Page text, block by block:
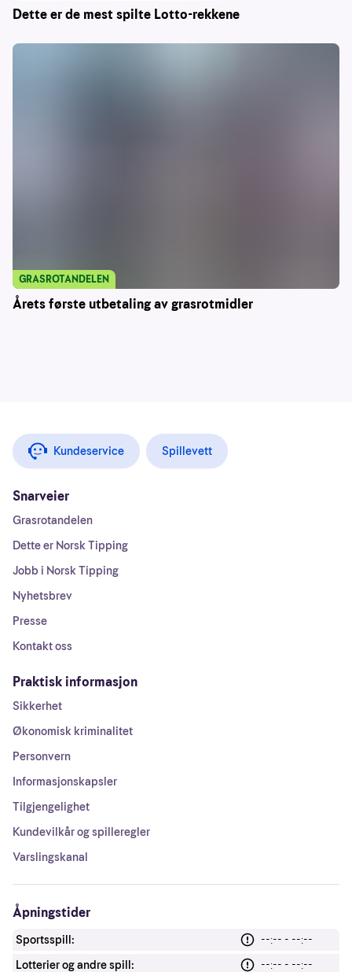
Dette er de mest spilte Lotto-rekkene
Årets første utbetaling av grasrotmidler
GRASROTANDELEN
Kundeservice Spillevett
Snarveier
Grasrotandelen
Dette er Norsk Tipping
Jobb i Norsk Tipping
Nyhetsbrev
Presse
Kontakt oss
Praktisk informasjon
Sikkerhet
Økonomisk kriminalitet
Personvern
Informasjonskapsler
Tilgjengelighet
Kundevilkår og spilleregler
Varslingskanal
Åpningstider
Sportsspill:
--:-- - --:--
Lotterier og andre spill:
--:-- - --:--